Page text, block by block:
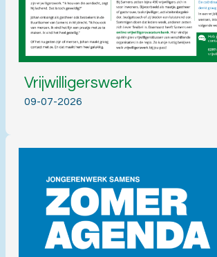
Vrijwilligerswerk
09-07-2026